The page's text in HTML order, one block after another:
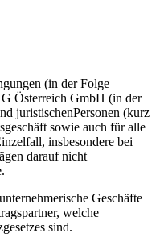
(in der Folge
Österreich GmbH (in der
juristischenPersonen (kurz
sowie auch für alle
insbesondere bei
darauf nicht
Geschäfte
welche
sind.